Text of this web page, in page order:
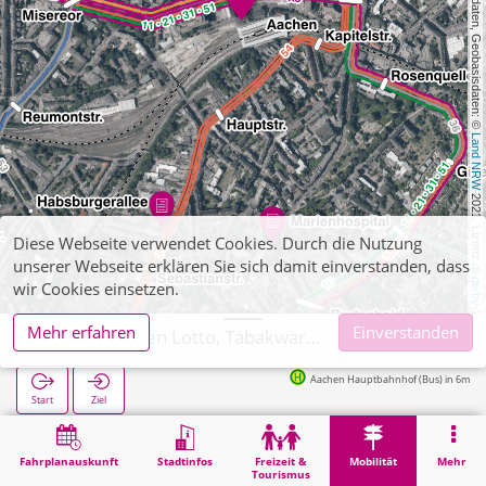
, Kartendaten, Geobasisdaten: ©
Land NRW
2021, Lizenz
dl-de/by-2-0
Fahrplanauskunft Stadtinfos
Freizeit &
Tourismus
Mobilität Mehr
Start Ziel
Aachen Hauptbahnhof (Bus) in 6m
Mobilität Aachen, Kleen Lotto, Tabakwaren
Diese Webseite verwendet Cookies. Durch die Nutzung
unserer Webseite erklären Sie sich damit einverstanden, dass
wir Cookies einsetzen.
Mehr erfahren
Einverstanden